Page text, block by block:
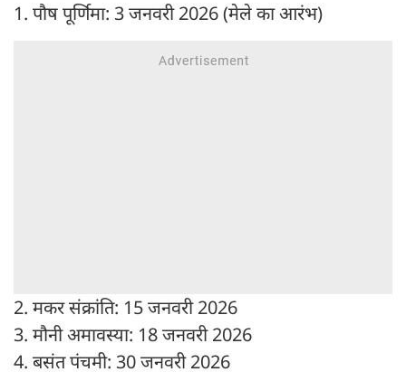
1. पौष पूर्णिमा: 3 जनवरी 2026 (मेले का आरंभ)
2. मकर संक्रांति: 15 जनवरी 2026
3. मौनी अमावस्या: 18 जनवरी 2026
4. बसंत पंचमी: 30 जनवरी 2026